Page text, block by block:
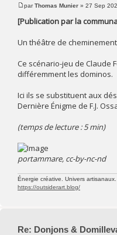
parThomas Munier » 27 Sep
[Publication par la
Un théâtre de
Ce scénario-jeu de Claude
différemment les dominos.
Ici ils se substituent aux
Dernière Énigme de F.J.
(temps de lecture : 5 min)
portammare, cc-by-nc-nd
Énergie créative. Univers artisanaux.
https://outsiderart.blog/
Re: Donjons &